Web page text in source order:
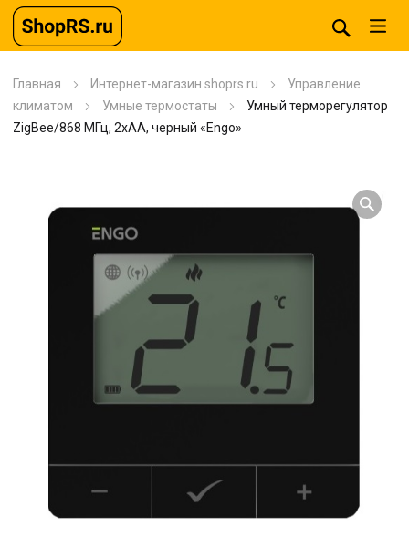
Главная Интернет-магазин shoprs.ru
Управление
климатом
Умные термостаты
Умный терморегулятор
ZigBee/868 МГц, 2хАА, черный «Engo»